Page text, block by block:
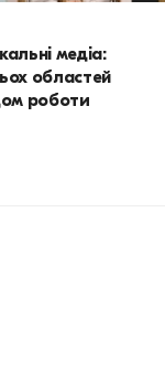
медіа:
областей
роботи